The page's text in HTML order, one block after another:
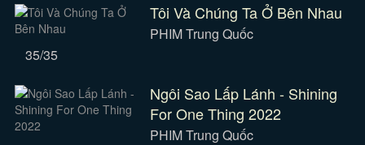
Tôi Và Chúng Ta Ở Bên Nhau
PHIM Trung Quốc
35/35
Ngôi Sao Lấp Lánh - Shining
For One Thing 2022
PHIM Trung Quốc